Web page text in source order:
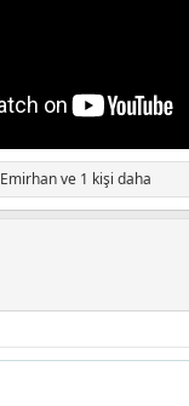
Emirhanve 1 kişi daha